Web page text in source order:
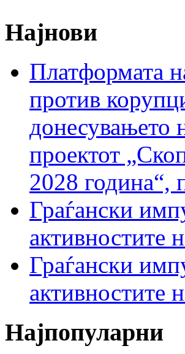
Најнови
Платформата
против
донесувањето
проектот
2028 година“,
Граѓански
активностите
Граѓански
активностите
Најпопуларни